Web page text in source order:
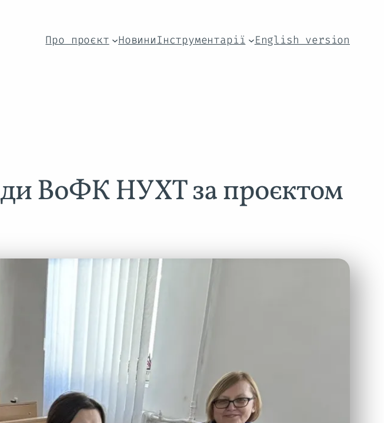
Про проєкт НовиниІнструментарії English version
ВоФК НУХТ за проєктом